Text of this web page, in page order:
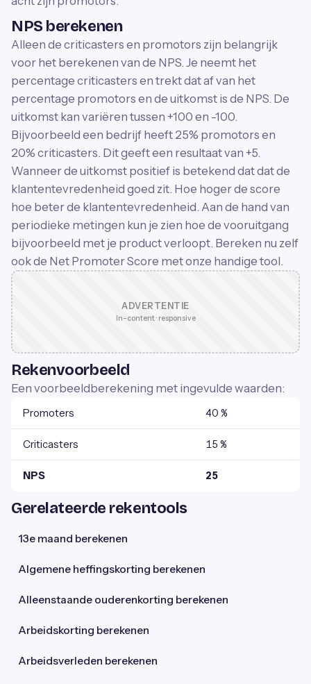
NPS berekenen
Alleen de criticasters en promotors zijn belangrijk
voor het berekenen van de NPS. Je neemt het
percentage criticasters en trekt dat af van het
percentage promotors en de uitkomst is de NPS. De
uitkomst kan variëren tussen +100 en -100.
Bijvoorbeeld een bedrijf heeft 25% promotors en
20% criticasters. Dit geeft een resultaat van +5.
Wanneer de uitkomst positief is betekend dat dat de
klantentevredenheid goed zit. Hoe hoger de score
hoe beter de klantentevredenheid. Aan de hand van
periodieke metingen kun je zien hoe de vooruitgang
bijvoorbeeld met je product verloopt. Bereken nu zelf
ook de Net Promoter Score met onze handige tool.
ADVERTENTIE
In-content · responsive
Rekenvoorbeeld
Een voorbeeldberekening met ingevulde waarden:
Promoters 40 %
Criticasters 15 %
NPS 25
Gerelateerde rekentools
13e maand berekenen
Algemene heffingskorting berekenen
Alleenstaande ouderenkorting berekenen
Arbeidskorting berekenen
Arbeidsverleden berekenen